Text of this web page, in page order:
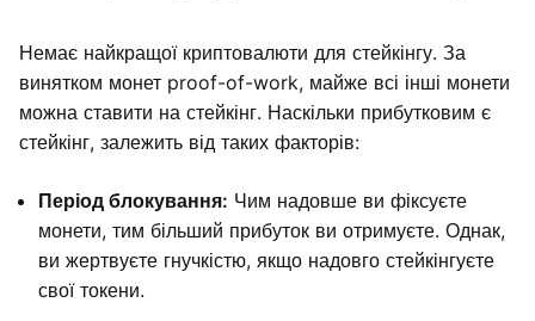
Немає найкращої криптовалюти для стейкінгу. За
винятком монет proof-of-work, майже всі інші монети
можна ставити на стейкінг. Наскільки прибутковим є
стейкінг, залежить від таких факторів:
Період блокування: Чим надовше ви фіксуєте
монети, тим більший прибуток ви отримуєте. Однак,
ви жертвуєте гнучкістю, якщо надовго стейкінгуєте
свої токени.